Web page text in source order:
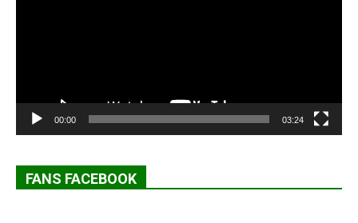
00:00 03:24
FANS FACEBOOK